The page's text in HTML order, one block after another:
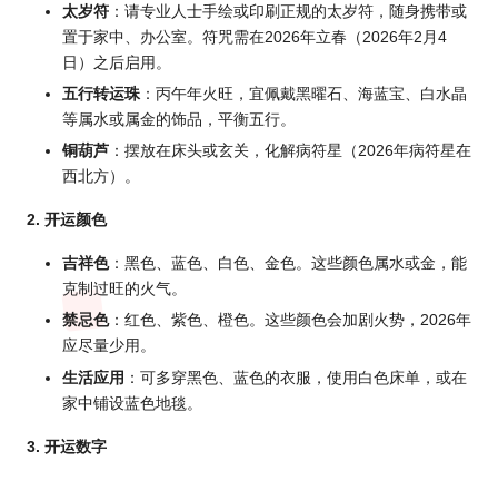
太岁符 ：请专业人士手绘或印刷正规的太岁符，随身携带或
置于家中、办公室。符咒需在2026年立春（2026年2月4
日）之后启用。
五行转运珠：丙午年火旺，宜佩戴黑曜石、海蓝宝、白水晶
等属水或属金的饰品，平衡五行。
铜葫芦 ：摆放在床头或玄关，化解病符星（2026年病符星在
西北方）。
2. 开运颜色
吉祥色：黑色、蓝色、白色、金色。这些颜色属水或金，能
克制过旺的火气。
禁忌色：红色、紫色、橙色。这些颜色会加剧火势，2026年
应尽量少用。
生活应用 ：可多穿黑色、蓝色的衣服，使用白色床单，或在
家中铺设蓝色地毯。
3. 开运数字